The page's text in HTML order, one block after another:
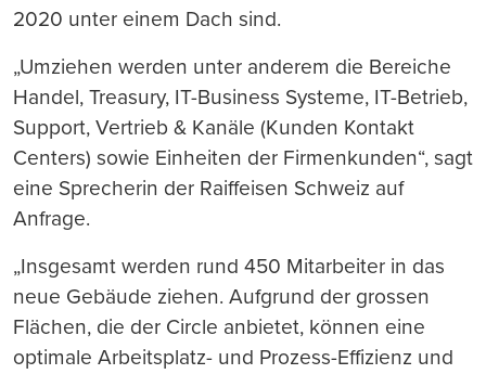
2020 unter einem Dach sind.
„Umziehen werden unter anderem die Bereiche
Handel, Treasury, IT-Business Systeme, IT-Betrieb,
Support, Vertrieb & Kanäle (Kunden Kontakt
Centers) sowie Einheiten der Firmenkunden“, sagt
eine Sprecherin der Raiffeisen Schweiz auf
Anfrage.
„Insgesamt werden rund 450 Mitarbeiter in das
neue Gebäude ziehen. Aufgrund der grossen
Flächen, die der Circle anbietet, können eine
optimale Arbeitsplatz- und Prozess-Effizienz und